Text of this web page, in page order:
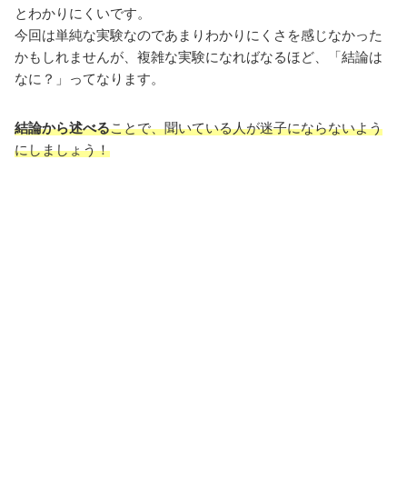
とわかりにくいです。
今回は単純な実験なのであまりわかりにくさを感じなかった
かもしれませんが、複雑な実験になればなるほど、「結論は
なに？」ってなります。
結論から述べることで、聞いている人が迷子にならないよう
にしましょう！